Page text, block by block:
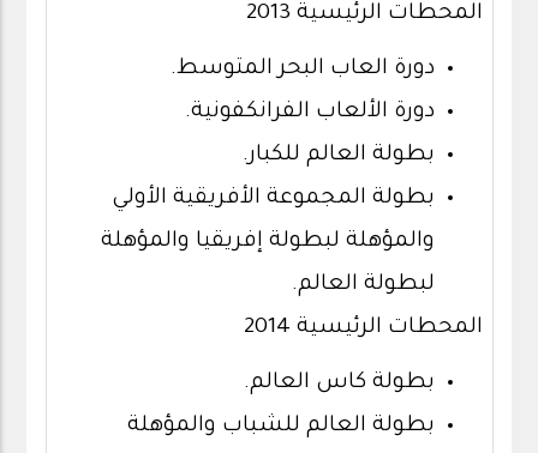
المحطات الرئيسية 2013
دورة العاب البحر المتوسط.
دورة الألعاب الفرانكفونية.
بطولة العالم للكبار.
بطولة المجموعة الأفريقية الأولي
والمؤهلة لبطولة إفريقيا والمؤهلة
لبطولة العالم.
المحطات الرئيسية 2014
بطولة كاس العالم.
بطولة العالم للشباب والمؤهلة